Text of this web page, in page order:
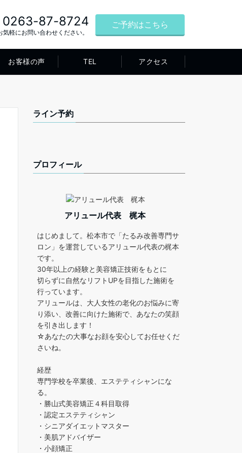
0263-87-8724
気軽にお問い合わせください。
ご予約はこちら
お客様の声 TEL アクセス
ライン予約
プロフィール
アリュール代表 梶本
はじめまして。松本市で「たるみ改善専門サ
ロン」を運営しているアリュール代表の梶本
です。
30年以上の経験と美容矯正技術をもとに
切らずに自然なリフトUPを目指した施術を
行っています。
アリュールは、大人女性の老化のお悩みに寄
り添い、改善に向けた施術で、あなたの笑顔
を引き出します！
☆あなたの大事なお顔を安心してお任せくだ
さいね。
経歴
専門学校を卒業後、エステティシャンにな
る。
・勝山式美容矯正４科目取得
・認定エステティシャン
・シニアダイエットマスター
・美肌アドバイザー
・小顔矯正